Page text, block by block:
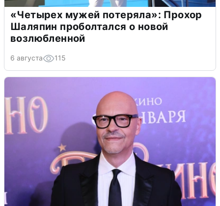
«Четырех мужей потеряла»: Прохор
Шаляпин проболтался о новой
возлюбленной
6 августа 115